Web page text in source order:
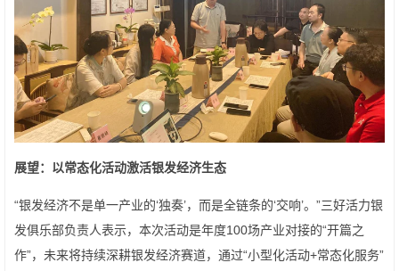
展望：以常态化活动激活银发经济生态
“银发经济不是单一产业的‘独奏’，而是全链条的‘交响’。”三好活力银
发俱乐部负责人表示，本次活动是年度100场产业对接的“开篇之
作”，未来将持续深耕银发经济赛道，通过“小型化活动+常态化服务”